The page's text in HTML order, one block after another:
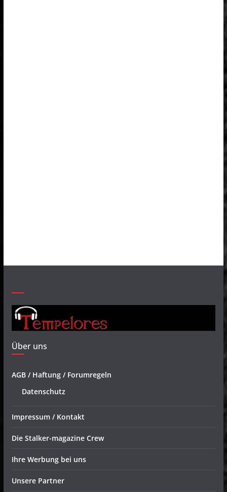
Über uns
AGB / Haftung / Forumregeln
Datenschutz
Impressum / Kontakt
Die Stalker-magazine Crew
Ihre Werbung bei uns
Unsere Partner